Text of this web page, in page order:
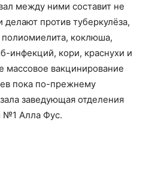
между ними составит не
против туберкулёза,
полиомиелита, коклюша,
инфекций, кори, краснухи и
массовое вакцинирование
пока по-прежнему
заведующая отделения
№1 Алла Фус.